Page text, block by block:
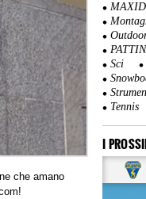
che amano
Sci
Tennis
I